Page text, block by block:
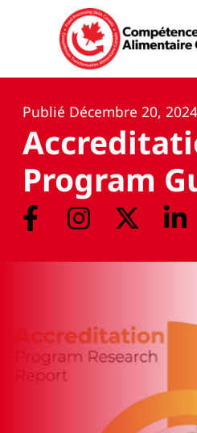
Publié Décembre 20, 2024
Program